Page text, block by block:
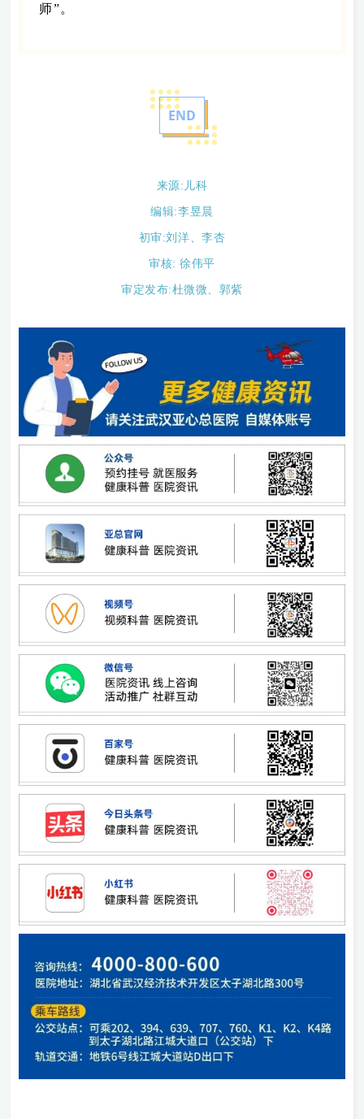
师”。
END
来源:儿科
编辑:李昱晨
初审:刘洋、李杏
审核:徐伟平
审定发布:杜微微、郭紫